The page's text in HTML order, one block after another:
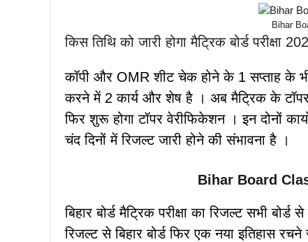
Bihar
किस तिथि को जारी होगा मैट्रिक बोर्ड परीक्षा
कॉपी और OMR शीट चेक होने के 1 सप्ताह के
करने में 2 कार्य और शेष है । अब मैट्रिक के
फिर शुरू होगा टॉपर वेरीफिकेशन । इन दोनों
चंद दिनों में रिजल्ट जारी होने की संभावना है ।
Bihar Board
बिहार बोर्ड मैट्रिक परीक्षा का रिजल्ट सभी
रिजल्ट से बिहार बोर्ड फिर एक नया इतिहास